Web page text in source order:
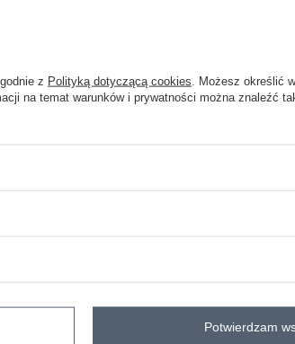
EM-BL-716.14
z Polityką dotyczącą cookies . Możesz określić
na temat warunków i prywatności można znaleźć
Potwierdzam